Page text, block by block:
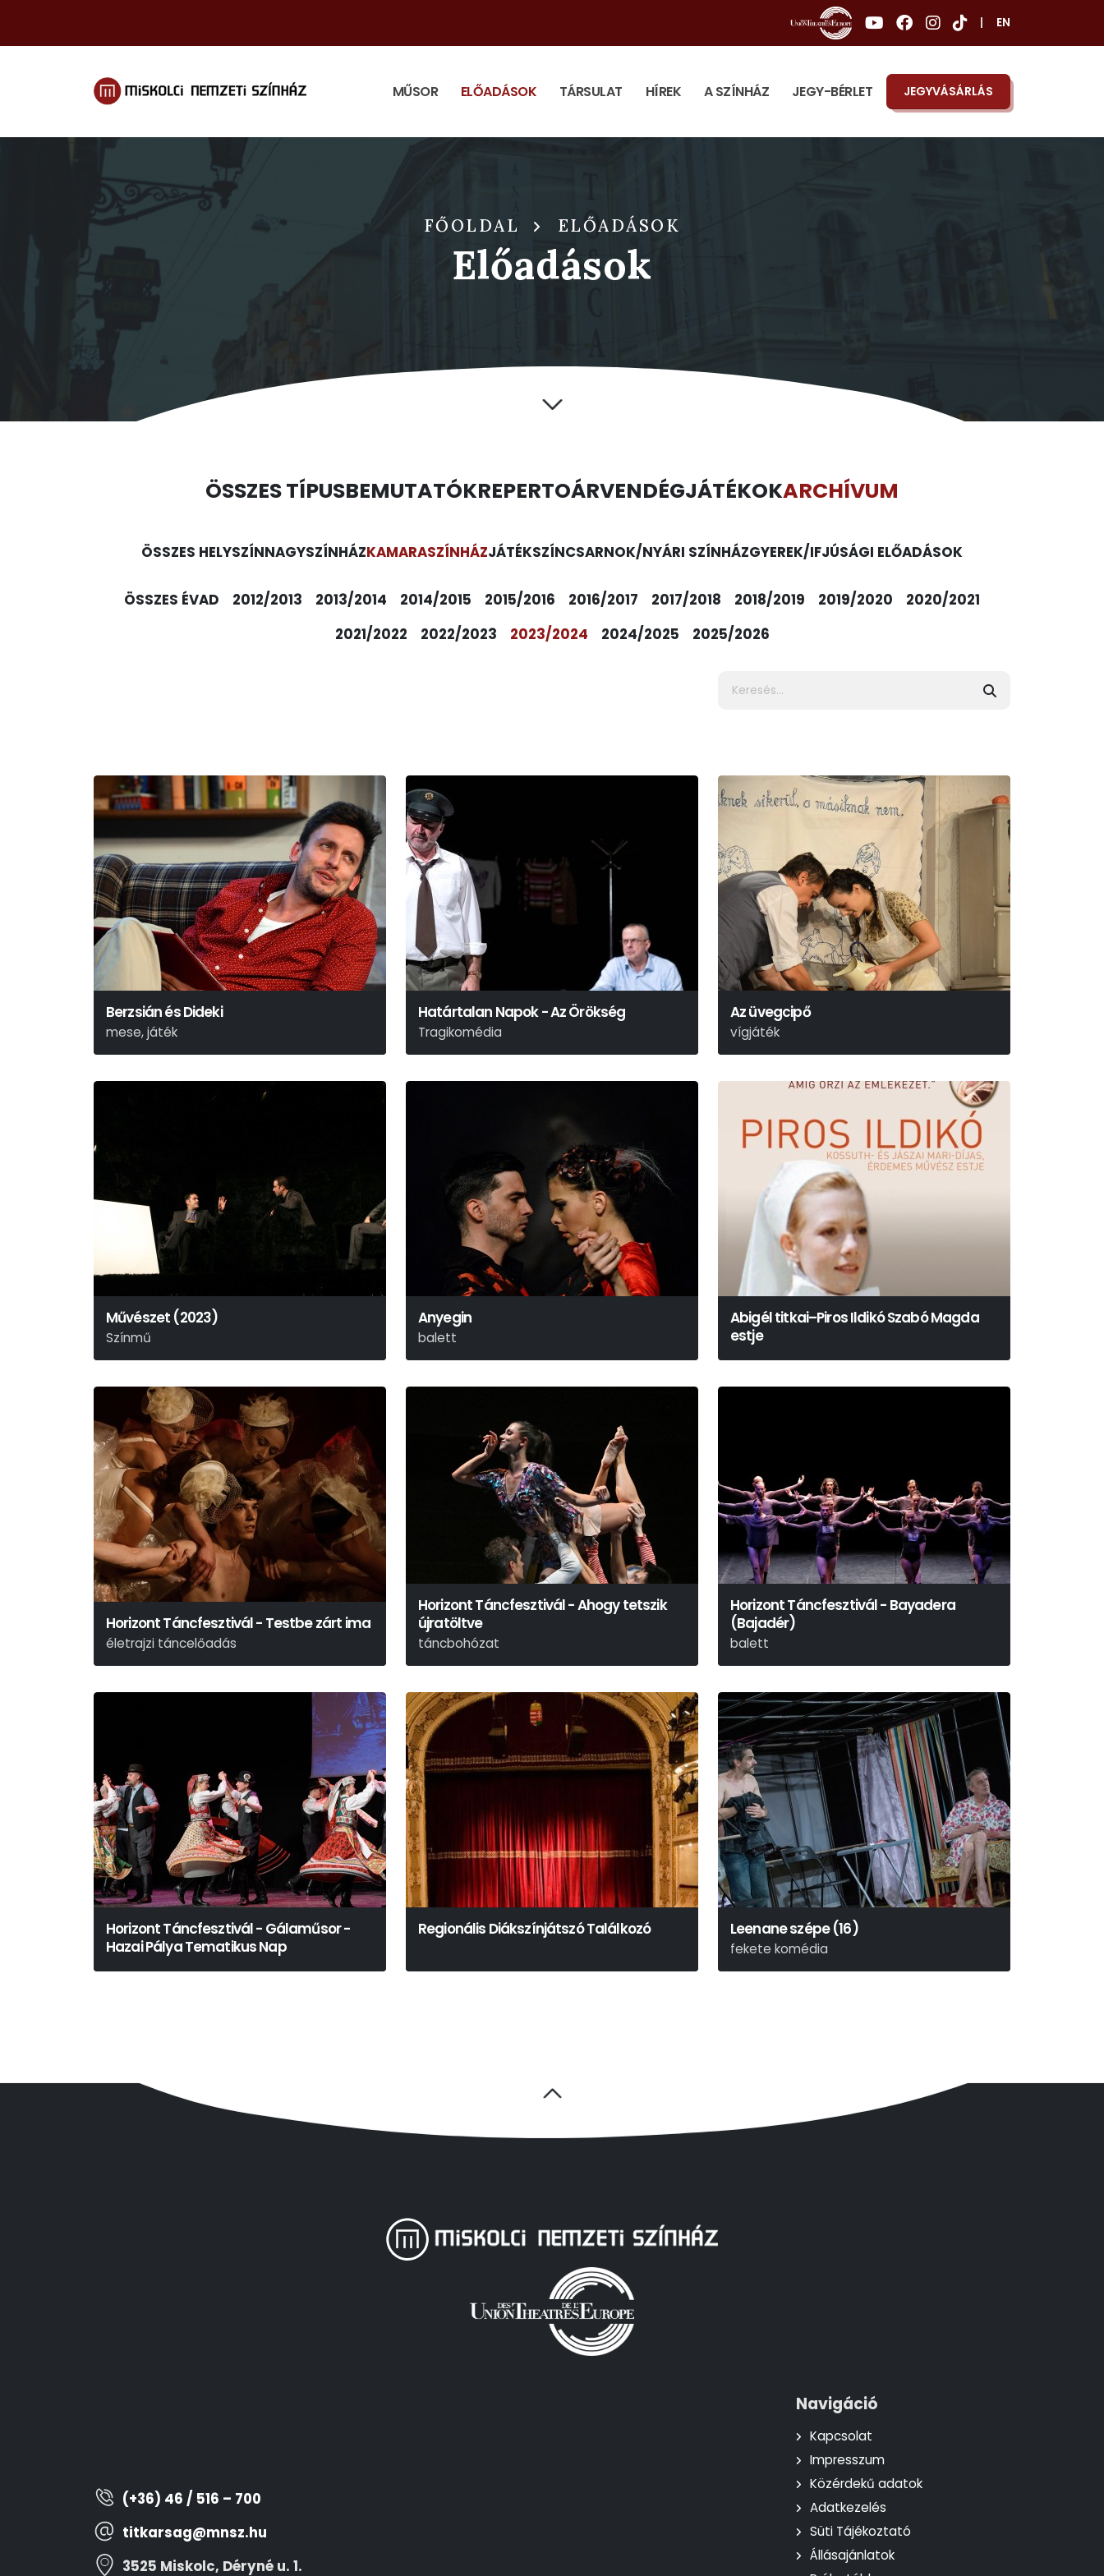
EN
MŰSOR ELŐADÁSOK TÁRSULAT HÍREK A SZÍNHÁZ JEGY-BÉRLET JEGYVÁSÁRLÁS
FŐOLDAL ELŐADÁSOK
Előadások
ÖSSZES TÍPUSBEMUTATÓKREPERTOÁRVENDÉGJÁTÉKOKARCHÍVUM
ÖSSZES HELYSZÍNNAGYSZÍNHÁZKAMARASZÍNHÁZJÁTÉKSZÍNCSARNOK/NYÁRI SZÍNHÁZGYEREK/IFJÚSÁGI ELŐADÁSOK
ÖSSZES ÉVAD 2012/2013 2013/2014 2014/2015 2015/2016 2016/2017 2017/2018 2018/2019 2019/2020
2020/2021
2021/2022
2022/2023 2023/2024 2024/2025 2025/2026
Berzsián és Dideki
mese, játék
Lázár Ervin
Határtalan Napok - Az Örökség
Tragikomédia
Schwechtje Mihály
Az üvegcipő
vígjáték
Molnár Ferenc
Művészet (2023)
Színmű
Yasmina Reza
Anyegin
balett
Alekszandr Szergejevics Puskin
Abigél titkai–Piros Ildikó Szabó Magda
estje
Horizont Táncfesztivál - Testbe zárt ima
életrajzi táncelőadás
Horizont Táncfesztivál - Ahogy tetszik
újratöltve
táncbohózat
Shakespeare-Kulcsár Noémi
Horizont Táncfesztivál - Bayadera
(Bajadér)
balett
Horizont Táncfesztivál - Gálaműsor -
Hazai Pálya Tematikus Nap
Regionális Diákszínjátszó Találkozó Leenane szépe (16)
fekete komédia
MARTIN McDONAGH
(+36) 46 / 516 – 700
titkarsag@mnsz.hu
3525 Miskolc, Déryné u. 1.
Navigáció
Kapcsolat
Impresszum
Közérdekű adatok
Adatkezelés
Süti Tájékoztató
Állásajánlatok